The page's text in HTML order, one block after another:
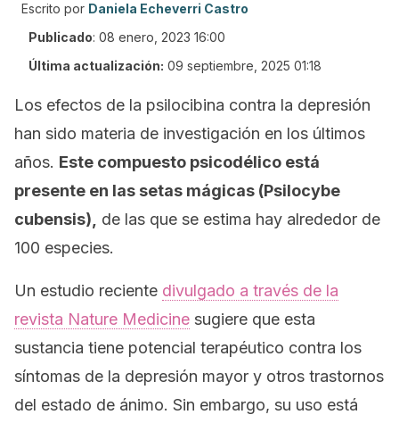
Escrito por Daniela Echeverri Castro
Publicado: 08 enero, 2023 16:00
Última actualización: 09 septiembre, 2025 01:18
Los efectos de la psilocibina contra la depresión
han sido materia de investigación en los últimos
años. Este compuesto psicodélico está
presente en las setas mágicas (Psilocybe
cubensis),
de las que se estima hay alrededor de
100 especies.
Un estudio reciente divulgado a través de la
revista Nature Medicine sugiere que esta
sustancia tiene potencial terapéutico contra los
síntomas de la depresión mayor y otros trastornos
del estado de ánimo. Sin embargo, su uso está